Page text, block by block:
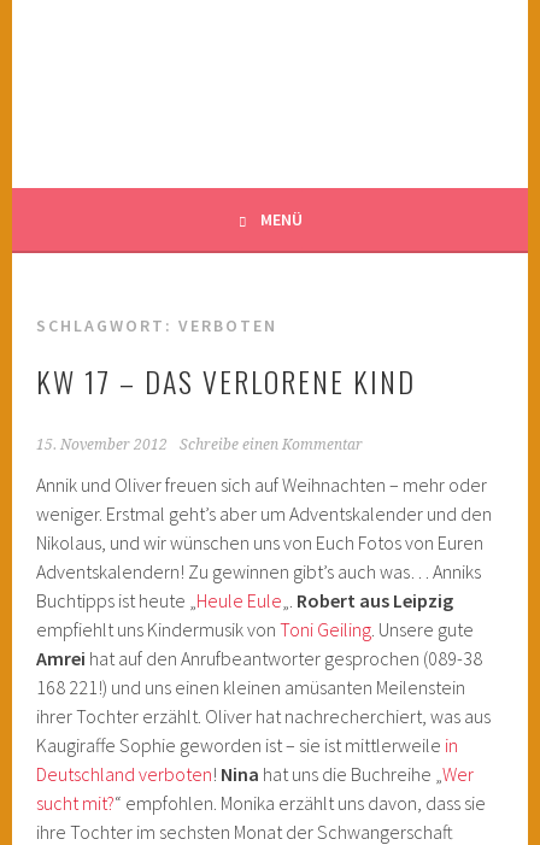
MENÜ
SCHLAGWORT:VERBOTEN
KW 17 – DAS VERLORENE KIND
15. November 2012 Schreibe einen Kommentar
Annik und Oliver freuen sich auf Weihnachten – mehr oder
weniger. Erstmal geht’s aber um Adventskalender und den
Nikolaus, und wir wünschen uns von Euch Fotos von Euren
Adventskalendern! Zu gewinnen gibt’s auch was… Anniks
Buchtipps ist heute „Heule Eule„. Robert aus Leipzig
empfiehlt uns Kindermusik vonToni Geiling. Unsere gute
Amrei hat auf den Anrufbeantworter gesprochen (089-38
168 221!) und uns einen kleinen amüsanten Meilenstein
ihrer Tochter erzählt. Oliver hat nachrecherchiert, was aus
Kaugiraffe Sophie geworden ist – sie ist mittlerweile in
Deutschland verboten! Nina hat uns die Buchreihe „Wer
sucht mit?“ empfohlen. Monika erzählt uns davon, dass sie
ihre Tochter im sechsten Monat der Schwangerschaft